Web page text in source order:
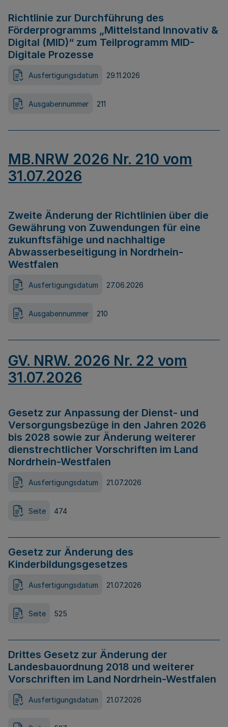
Richtlinie zur Durchführung des
Förderprogramms „Mittelstand Innovativ &
Digital (MID)“ zum Teilprogramm MID-
Digitale Prozesse
Ausfertigungsdatum 29.11.2026
Ausgabennummer 211
MB.NRW 2026 Nr. 210 vom
31.07.2026
Zweite Änderung der Richtlinien über die
Gewährung von Zuwendungen für eine
zukunftsfähige und nachhaltige
Abwasserbeseitigung in Nordrhein-
Westfalen
Ausfertigungsdatum 27.06.2026
Ausgabennummer 210
GV. NRW. 2026 Nr. 22 vom
31.07.2026
Gesetz zur Anpassung der Dienst- und
Versorgungsbezüge in den Jahren 2026
bis 2028 sowie zur Änderung weiterer
dienstrechtlicher Vorschriften im Land
Nordrhein-Westfalen
Ausfertigungsdatum 21.07.2026
Seite 474
Gesetz zur Änderung des
Kinderbildungsgesetzes
Ausfertigungsdatum 21.07.2026
Seite 525
Drittes Gesetz zur Änderung der
Landesbauordnung 2018 und weiterer
Vorschriften im Land Nordrhein-Westfalen
Ausfertigungsdatum 21.07.2026